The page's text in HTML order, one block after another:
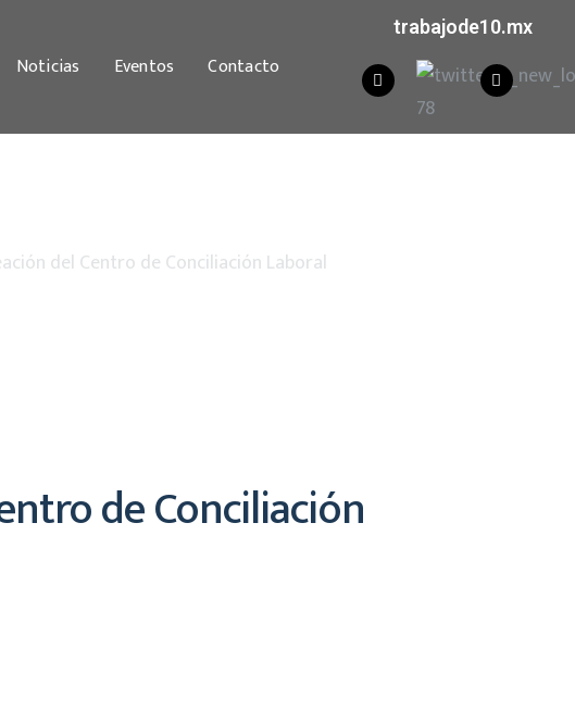
Noticias Eventos Contacto
trabajode10.mx
del Centro de Conciliación Laboral
de Conciliación